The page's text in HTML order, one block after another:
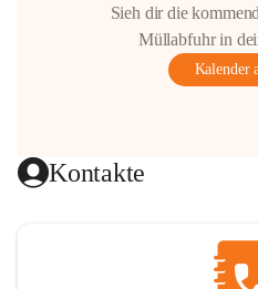
Sieh dir die
Müllabfuhr in
Kalender
Kontakte